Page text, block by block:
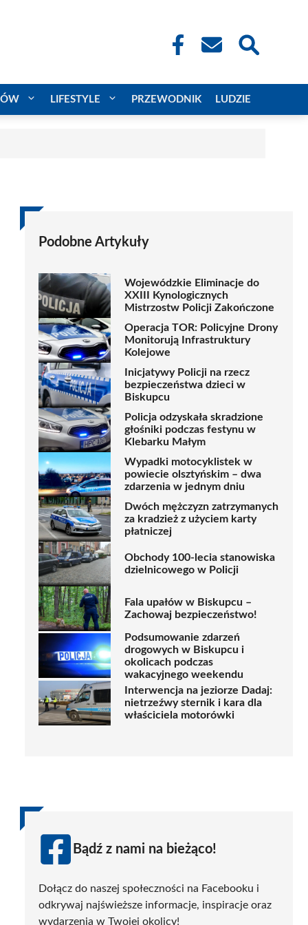
LIFESTYLE PRZEWODNIK LUDZIE
Podobne Artykuły
Wojewódzkie Eliminacje do
XXIII Kynologicznych
Mistrzostw Policji Zakończone
Operacja TOR: Policyjne Drony
Monitorują Infrastruktury
Kolejowe
Inicjatywy Policji na rzecz
bezpieczeństwa dzieci w
Biskupcu
Policja odzyskała skradzione
głośniki podczas festynu w
Klebarku Małym
Wypadki motocyklistek w
powiecie olsztyńskim – dwa
zdarzenia w jednym dniu
Dwóch mężczyzn zatrzymanych
za kradzież z użyciem karty
płatniczej
Obchody 100-lecia stanowiska
dzielnicowego w Policji
Fala upałów w Biskupcu –
Zachowaj bezpieczeństwo!
Podsumowanie zdarzeń
drogowych w Biskupcu i
okolicach podczas
wakacyjnego weekendu
Interwencja na jeziorze Dadaj:
nietrzeźwy sternik i kara dla
właściciela motorówki
Bądź z nami na bieżąco!
Dołącz do naszej społeczności na Facebooku i
odkrywaj najświeższe informacje, inspiracje oraz
wydarzenia w Twojej okolicy!